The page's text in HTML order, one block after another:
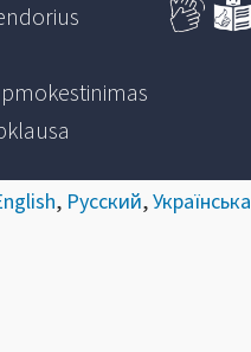
, Русский,Українська